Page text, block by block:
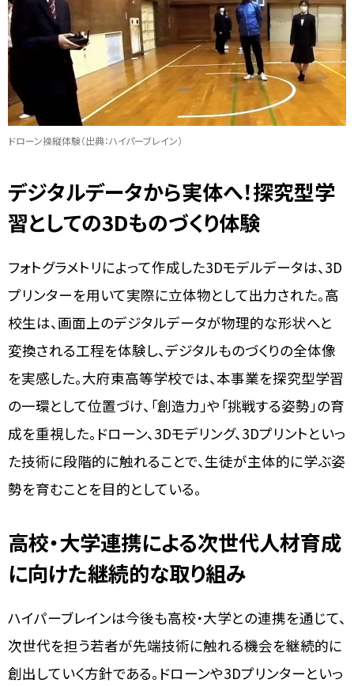
ドローン操縦体験（出典：ハイパーブレイン）
デジタルデータから実体へ！探究型学
習としての3Dものづくり体験
フォトグラメトリによって作成した3Dモデルデータは、3D
プリンターを用いて実際に立体物として出力された。高
校生は、画面上のデジタルデータが物理的な形状へと
変換される工程を体験し、デジタルものづくりの全体像
を実感した。大府東高等学校では、本事業を探究型学習
の一環として位置づけ、「創造力」や「挑戦する姿勢」の育
成を重視した。ドローン、3Dモデリング、3Dプリントといっ
た技術に段階的に触れることで、生徒が主体的に学ぶ姿
勢を育むことを目的としている。
高校・大学連携による次世代人材育成
に向けた継続的な取り組み
ハイパーブレインは今後も高校・大学との連携を通じて、
次世代を担う若者が先端技術に触れる機会を継続的に
創出していく方針である。ドローンや3Dプリンターといっ